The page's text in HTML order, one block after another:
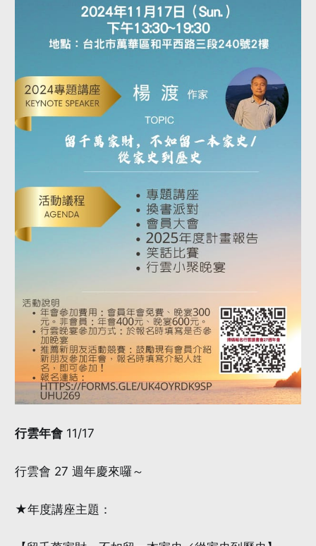
行雲年會11/17
行雲會 27 週年慶來囉～
★年度講座主題：